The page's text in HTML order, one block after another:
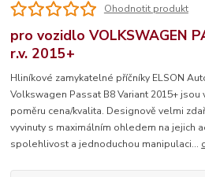
Ohodnotit produkt
pro vozidlo VOLKSWAGEN
r.v. 2015+
Hliníkové zamykatelné příčníky ELSON
Volkswagen Passat B8 Variant 2015+
poměru cena/kvalita. Designově velmi
vyvinuty s maximálním ohledem na jejich
spolehlivost a jednoduchou manipulaci...